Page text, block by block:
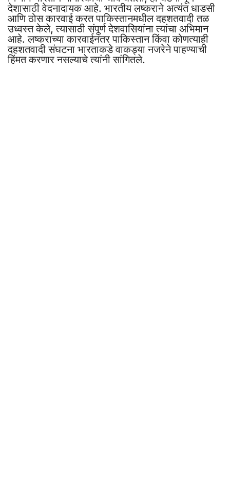
देशासाठी वेदनादायक आहे. भारतीय लष्कराने अत्यंत धाडसी
आणि ठोस कारवाई करत पाकिस्तानमधील दहशतवादी तळ
उध्वस्त केले, त्यासाठी संपूर्ण देशवासियांना त्यांचा अभिमान
आहे. लष्कराच्या कारवाईनंतर पाकिस्तान किंवा कोणत्याही
दहशतवादी संघटना भारताकडे वाकड्या नजरेने पाहण्याची
हिंमत करणार नसल्याचे त्यांनी सांगितले.